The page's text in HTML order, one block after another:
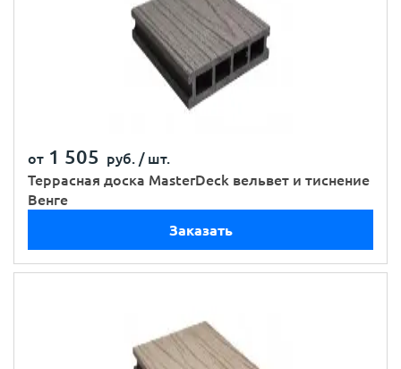
от 1 505 руб. / шт.
Террасная доска MasterDeck вельвет и тиснение
Венге
Заказать